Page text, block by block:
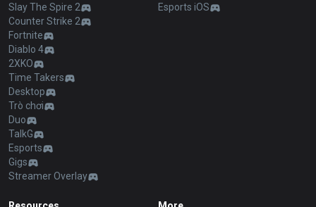
Slay The Spire 2
Counter Strike 2
Fortnite
Diablo 4
2XKO
Time Takers
Desktop
Trò chơi
Duo
TalkG
Esports
Gigs
Streamer Overlay
Esports iOS